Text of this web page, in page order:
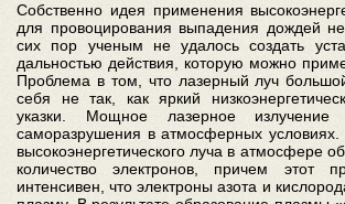
Собственно идея применения
для провоцирования выпадения дождей
сих пор ученым не удалось создать
дальностью действия, которую можно
Проблема в том, что лазерный луч
себя не так, как яркий
указки. Мощное лазерное излучение
саморазрушения в атмосферных
высокоэнергетического луча в атмосфере
количество электронов, причем этот
интенсивен, что электроны азота и